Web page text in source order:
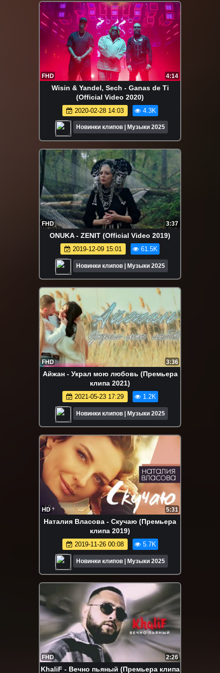
FHD 4:14
Wisin & Yandel, Sech - Ganas de Ti
(Official Video 2020)
2020-02-28 14:03 4.3K
Новинки клипов | Музыки 2025
FHD 3:37
ONUKA - ZENIT (Official Video 2019)
2019-12-09 15:01 61.5K
Новинки клипов | Музыки 2025
FHD 3:36
Айжан - Украл мою любовь (Премьера
клипа 2021)
2021-05-23 17:29 1.2K
Новинки клипов | Музыки 2025
HD 5:31
Наталия Власова - Скучаю (Премьера
клипа 2019)
2019-11-26 00:08 5.7K
Новинки клипов | Музыки 2025
FHD 2:26
KhaliF - Вечно пьяный (Премьера клипа